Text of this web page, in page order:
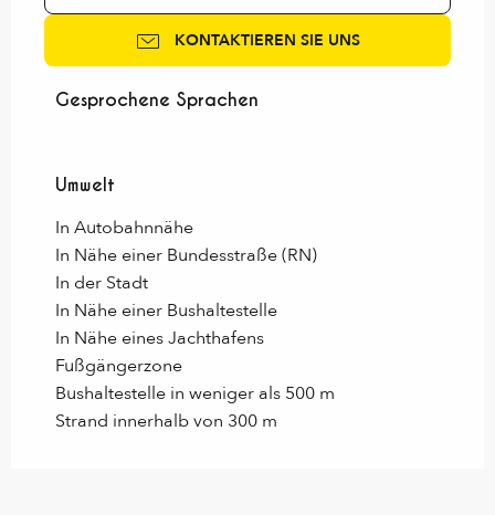
KONTAKTIEREN SIE UNS
Gesprochene Sprachen
Gesprochene Sprachen
Umwelt
Umwelt
In Autobahnnähe
In Nähe einer Bundesstraße (RN)
In der Stadt
In Nähe einer Bushaltestelle
In Nähe eines Jachthafens
Fußgängerzone
Bushaltestelle in weniger als 500 m
Strand innerhalb von 300 m